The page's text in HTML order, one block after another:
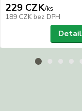
229 CZK/ks
189 CZK bez DPH
Detail